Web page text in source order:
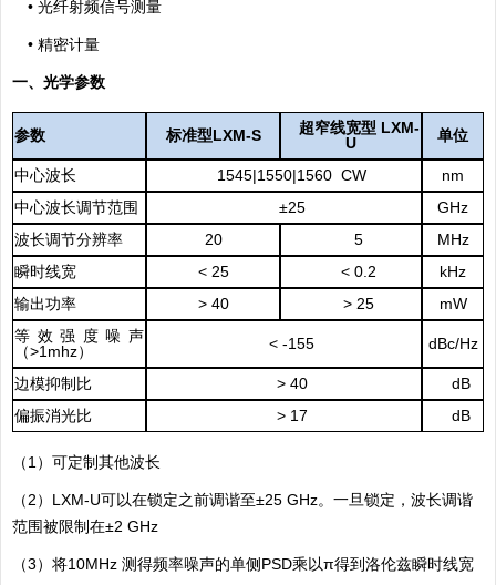
• 光纤射频信号测量
• 精密计量
一、光学参数
参数 标准型LXM-S 超窄线宽型 LXM-
U
单位
中心波长 1545|1550|1560 CW
nm
中心波长调节范围
±25
GHz
波长调节分辨率
20 5
MHz
瞬时线宽
< 25 < 0.2
kHz
输出功率
> 40 > 25
mW
等效强度噪声
（>1mhz） < -155 dBc/Hz
边模抑制比 > 40
dB
偏振消光比
> 17 dB
（1 ）可定制其他波长
（2） LXM-U可以在锁定之前调谐至±25 GHz。一旦锁定，波长调谐
范围被限制在±2 GHz
（3）将10MHz 测得频率噪声的单侧 PSD乘以π得到洛伦兹瞬时线宽